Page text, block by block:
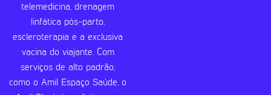
telemedicina, drenagem
linfática pós-parto,
escleroterapia e a exclusiva
vacina do viajante. Com
serviços de alto padrão,
como o Amil Espaço Saúde, o